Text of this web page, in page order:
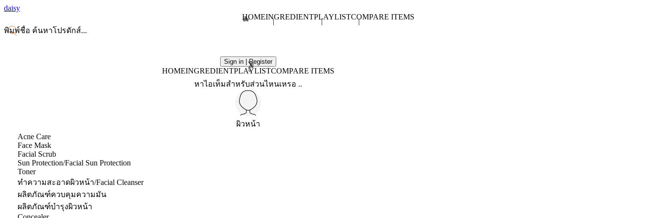
daisy
HOMEINGREDIENTPLAYLISTCOMPARE ITEMS
Sign in | Register
X
HOMEINGREDIENTPLAYLISTCOMPARE ITEMS
หาไอเท็มสำหรับส่วนไหนเหรอ ..
ผิวหน้า
Acne Care
Face Mask
Facial Scrub
Sun Protection/Facial Sun Protection
Toner
ทำความสะอาดผิวหน้า/Facial Cleanser
ผลิตภัณฑ์ควบคุมความมัน
ผลิตภัณฑ์บำรุงผิวหน้า